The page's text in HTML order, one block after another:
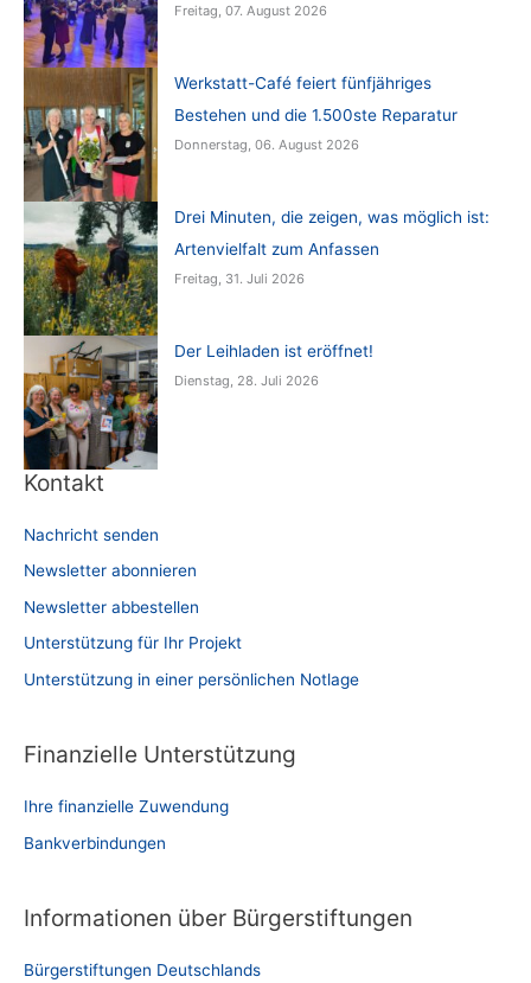
Freitag, 07. August 2026
Werkstatt-Café feiert fünfjähriges
Bestehen und die 1.500ste Reparatur
Donnerstag, 06. August 2026
Drei Minuten, die zeigen, was möglich ist:
Artenvielfalt zum Anfassen
Freitag, 31. Juli 2026
Der Leihladen ist eröffnet!
Dienstag, 28. Juli 2026
Kontakt
Nachricht senden
Newsletter abonnieren
Newsletter abbestellen
Unterstützung für Ihr Projekt
Unterstützung in einer persönlichen Notlage
Finanzielle Unterstützung
Ihre finanzielle Zuwendung
Bankverbindungen
Informationen über Bürgerstiftungen
Bürgerstiftungen Deutschlands